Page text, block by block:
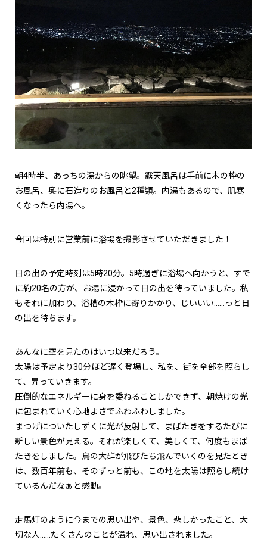
朝4時半、あっちの湯からの眺望。露天風呂は手前に木の枠の
お風呂、奥に石造りのお風呂と2種類。内湯もあるので、肌寒
くなったら内湯へ。
今回は特別に営業前に浴場を撮影させていただきました！
日の出の予定時刻は5時20分。5時過ぎに浴場へ向かうと、すで
に約20名の方が、お湯に浸かって日の出を待っていました。私
もそれに加わり、浴槽の木枠に寄りかかり、じいいい……っと日
の出を待ちます。
あんなに空を見たのはいつ以来だろう。
太陽は予定より30分ほど遅く登場し、私を、街を全部を照らし
て、昇っていきます。
圧倒的なエネルギーに身を委ねることしかできず、朝焼けの光
に包まれていく心地よさでふわふわしました。
まつげについたしずくに光が反射して、まばたきをするたびに
新しい景色が見える。それが楽しくて、美しくて、何度もまば
たきをしました。鳥の大群が飛びたち飛んでいくのを見たとき
は、数百年前も、そのずっと前も、この地を太陽は照らし続け
ているんだなぁと感動。
走馬灯のように今までの思い出や、景色、悲しかったこと、大
切な人……たくさんのことが溢れ、思い出されました。